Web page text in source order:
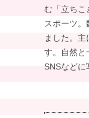
む「立ちこ
スポーツ。
ました。
す。自然と
SNSなどに